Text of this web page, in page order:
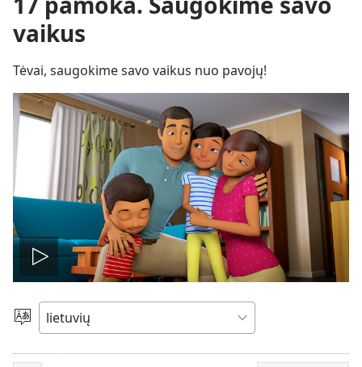
vaikus
Tėvai, saugokime savo vaikus nuo pavojų!
Leisti
įrašą
Pasirinkite
kalbą